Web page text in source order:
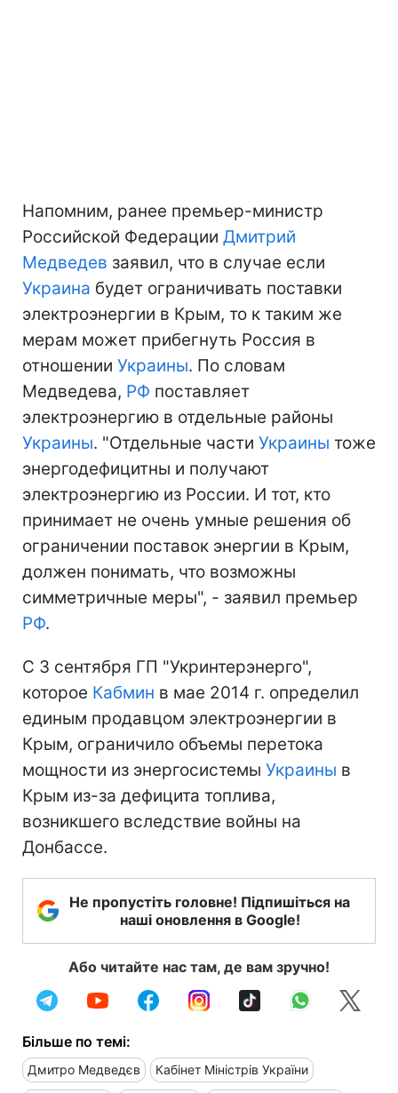
Напомним, ранее премьер-министр
Российской Федерации Дмитрий
Медведев заявил, что в случае если
Украина будет ограничивать поставки
электроэнергии в Крым, то к таким же
мерам может прибегнуть Россия в
отношении Украины. По словам
Медведева, РФ поставляет
электроэнергию в отдельные районы
Украины. "Отдельные части Украины тоже
энергодефицитны и получают
электроэнергию из России. И тот, кто
принимает не очень умные решения об
ограничении поставок энергии в Крым,
должен понимать, что возможны
симметричные меры", - заявил премьер
РФ.
С 3 сентября ГП "Укринтерэнерго",
которое Кабмин в мае 2014 г. определил
единым продавцом электроэнергии в
Крым, ограничило объемы перетока
мощности из энергосистемы Украины в
Крым из-за дефицита топлива,
возникшего вследствие войны на
Донбассе.
Не пропустіть головне! Підпишіться на
наші оновлення в Google!
Або читайте нас там, де вам зручно!
Більше по темі:
Дмитро Медведєв Кабінет Міністрів України